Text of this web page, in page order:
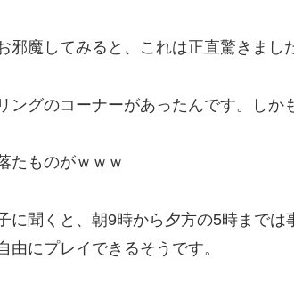
邪魔してみると、これは正直驚きまし
ングのコーナーがあったんです。しか
たものがｗｗｗ
に聞くと、朝9時から夕方の5時まで
にプレイできるそうです。